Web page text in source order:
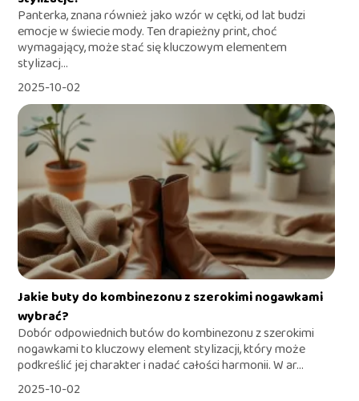
Panterka, znana również jako wzór w cętki, od lat budzi
emocje w świecie mody. Ten drapieżny print, choć
wymagający, może stać się kluczowym elementem
stylizacj...
2025-10-02
Jakie buty do kombinezonu z szerokimi nogawkami
wybrać?
Dobór odpowiednich butów do kombinezonu z szerokimi
nogawkami to kluczowy element stylizacji, który może
podkreślić jej charakter i nadać całości harmonii. W ar...
2025-10-02